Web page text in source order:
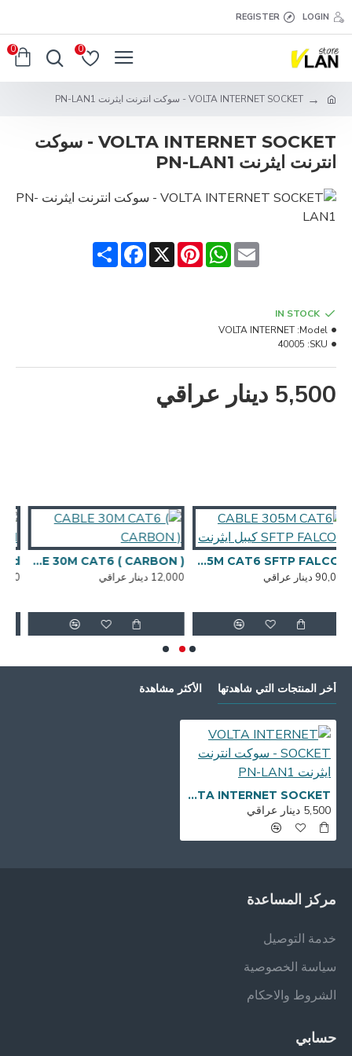
LOGIN
REGISTER
0
0
VOLTA INTERNET SOCKET - سوكت انترنت ايثرنت PN-LAN1
VOLTA INTERNET SOCKET - سوكت
انترنت ايثرنت PN-LAN1
Share
Facebook X
Pinterest
WhatsAppEmail
5,500 دينار عراقي
IN STOCK
Model:
VOLTA INTERNET
SKU:
40005
CABLE 305M CAT6 SFTP FALCON كيبل ايثرنت
CABLE 30M CAT6 ( CARBON )
أخر المنتجات التي شاهدتها الأكثر مشاهدة
VOLTA INTERNET SOCKET - سوكت انترنت ايثرنت PN-LAN1
5,500 دينار عراقي
مركز المساعدة
خدمة التوصيل
سياسة الخصوصية
الشروط والاحكام
حسابي